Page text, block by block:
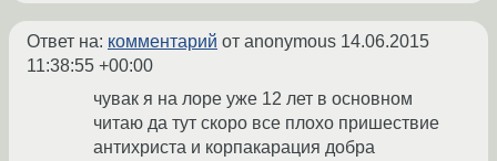
Ответ на: комментарий от anonymous 14.06.2015
11:38:55 +00:00
чувак я на лоре уже 12 лет в основном
читаю да тут скоро все плохо пришествие
антихриста и корпакарация добра